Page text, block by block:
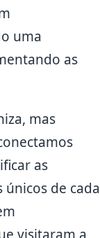
uma
as
mas
as
de cada